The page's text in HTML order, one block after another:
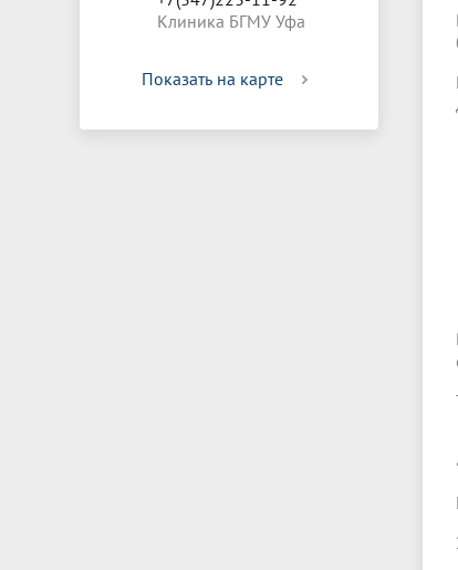
Клиника БГМУ Уфа
Показать на карте